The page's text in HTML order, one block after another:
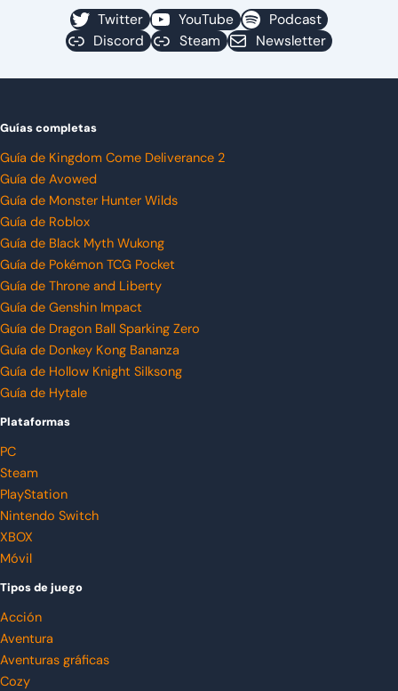
Twitter YouTube
Podcast
Discord
Steam Newsletter
Guías completas
Guía de Kingdom Come Deliverance 2
Guía de Avowed
Guía de Monster Hunter Wilds
Guía de Roblox
Guía de Black Myth Wukong
Guía de Pokémon TCG Pocket
Guía de Throne and Liberty
Guía de Genshin Impact
Guía de Dragon Ball Sparking Zero
Guía de Donkey Kong Bananza
Guía de Hollow Knight Silksong
Guía de Hytale
Plataformas
PC
Steam
PlayStation
Nintendo Switch
XBOX
Móvil
Tipos de juego
Acción
Aventura
Aventuras gráficas
Cozy